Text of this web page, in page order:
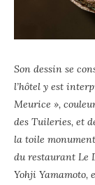
Son dessin se
l’hôtel y est
Meurice »,
des Tuileries, et
la toile
du restaurant Le
Yohji Yamamoto,